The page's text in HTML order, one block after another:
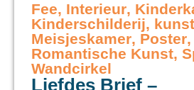
Fee, Interieur,
Kinderschilderij, kunst
Meisjeskamer, Poster,
Romantische Kunst,
Wandcirkel
Liefdes Brief –